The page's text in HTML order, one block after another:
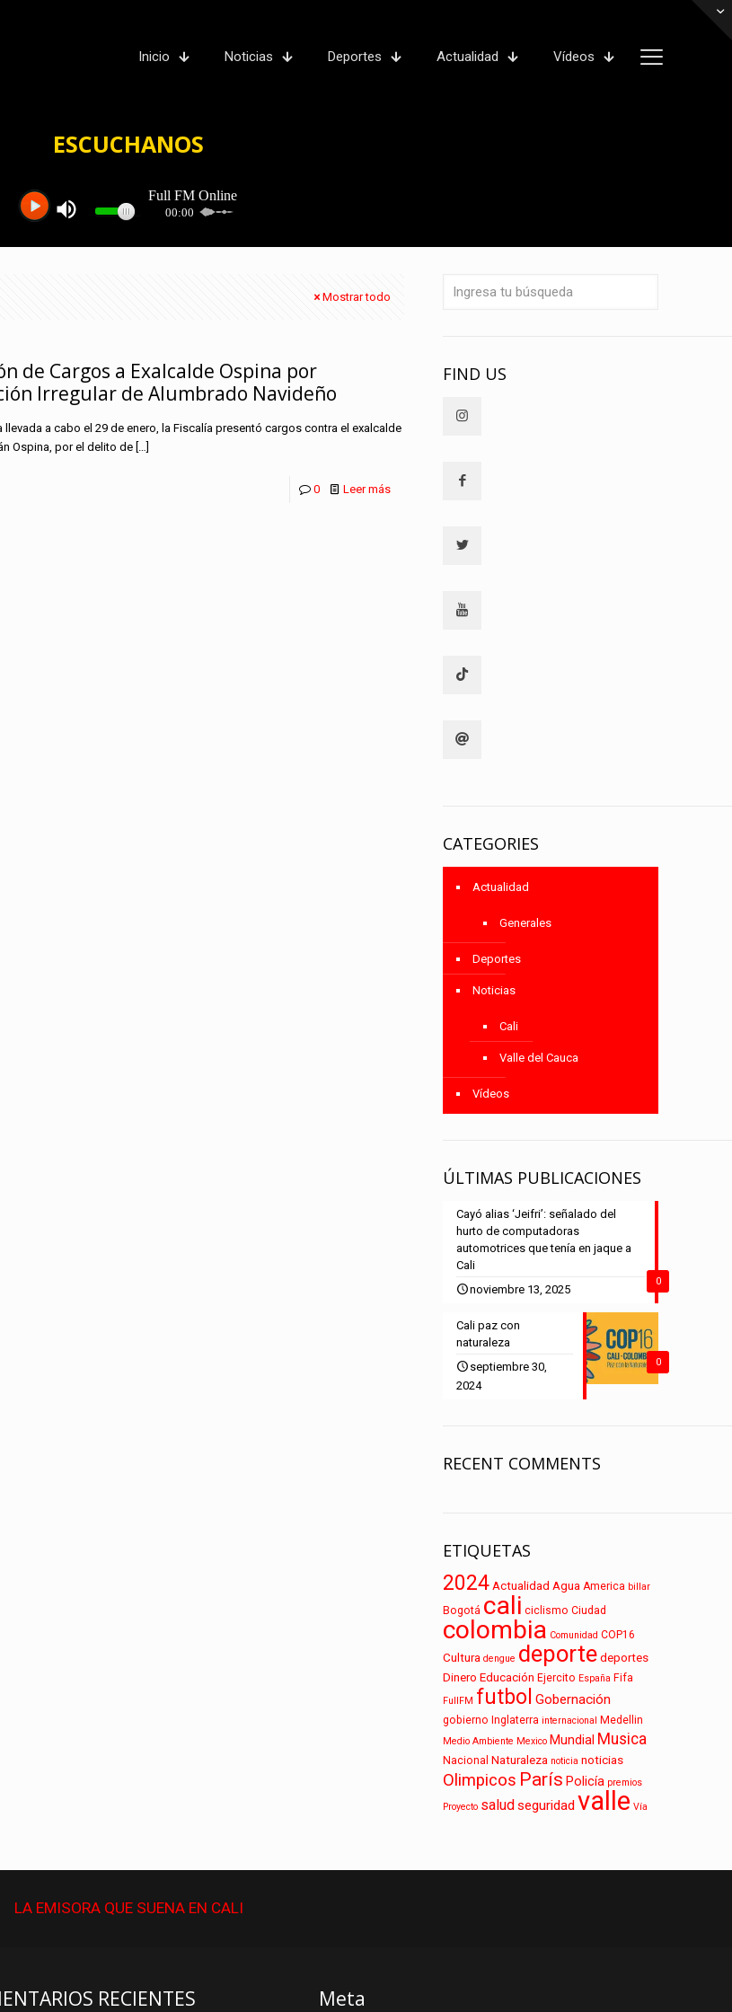
Inicio Noticias Deportes Actualidad Vídeos
ESCUCHANOS
Mostrar todo
de Cargos a Exalcalde Ospina por
Irregular de Alumbrado Navideño
llevada a cabo el 29 de enero, la Fiscalía presentó cargos contra el exalcalde
Ospina, por el delito de […]
0 Leer más
FIND US
CATEGORIES
Actualidad
Generales
Deportes
Noticias
Cali
Valle del Cauca
Vídeos
ÚLTIMAS PUBLICACIONES
0
Cayó alias ‘Jeifri’: señalado del
hurto de computadoras
automotrices que tenía en jaque a
Cali
noviembre 13, 2025
0
Cali paz con
naturaleza
septiembre 30,
2024
RECENT COMMENTS
ETIQUETAS
2024 Actualidad Agua America billar
Bogotá cali ciclismo Ciudad
colombia Comunidad COP16
Cultura dengue deporte deportes
Dinero Educación Ejercito España Fifa
FullFM futbol Gobernación
gobierno Inglaterra internacional Medellin
Medio Ambiente Mexico Mundial Musica
Nacional Naturaleza noticia noticias
Olimpicos París Policía premios
Proyecto saludseguridadvalle Vía
LA EMISORA QUESUENAEN CALI
RECIENTES Meta